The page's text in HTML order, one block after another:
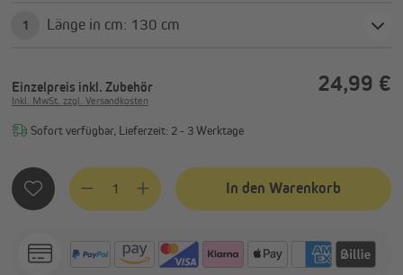
1 Länge in cm: 130 cm
Einzelpreis inkl. Zubehör 24,99 €
Inkl. MwSt. zzgl. Versandkosten
Sofort verfügbar, Lieferzeit: 2 - 3 Werktage
Produkt Anzahl: Gib den gewünschten Wert ein oder
In den Warenkorb